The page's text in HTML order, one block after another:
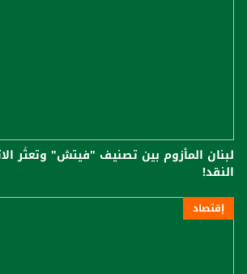
لبنان المأزوم بين تصنيف "فيتش" وتعثّر
النقد!
إقتصاد